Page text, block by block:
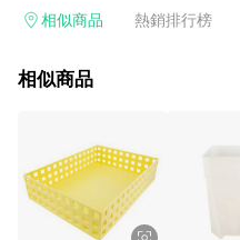
客找到居家修繕、佈置或裝潢時所
等各方面進行整合，提升服務質感
結帳流程(Easy to buy)、每次到
發與靈感(Exciting experience)
最佳解決方案，以創造優質居家
造幸福家園時的優先選擇。
相似商品 熱銷排行榜
相似商品